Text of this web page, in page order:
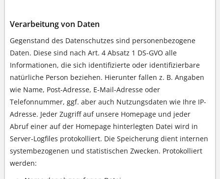
Verarbeitung von Daten
Gegenstand des Datenschutzes sind personenbezogene
Daten. Diese sind nach Art. 4 Absatz 1 DS-GVO alle
Informationen, die sich identifizierte oder identifizierbare
natürliche Person beziehen. Hierunter fallen z. B. Angaben
wie Name, Post-Adresse, E-Mail-Adresse oder
Telefonnummer, ggf. aber auch Nutzungsdaten wie Ihre IP-
Adresse. Jeder Zugriff auf unsere Homepage und jeder
Abruf einer auf der Homepage hinterlegten Datei wird in
Server-Logfiles protokolliert. Die Speicherung dient internen
systembezogenen und statistischen Zwecken. Protokolliert
werden: